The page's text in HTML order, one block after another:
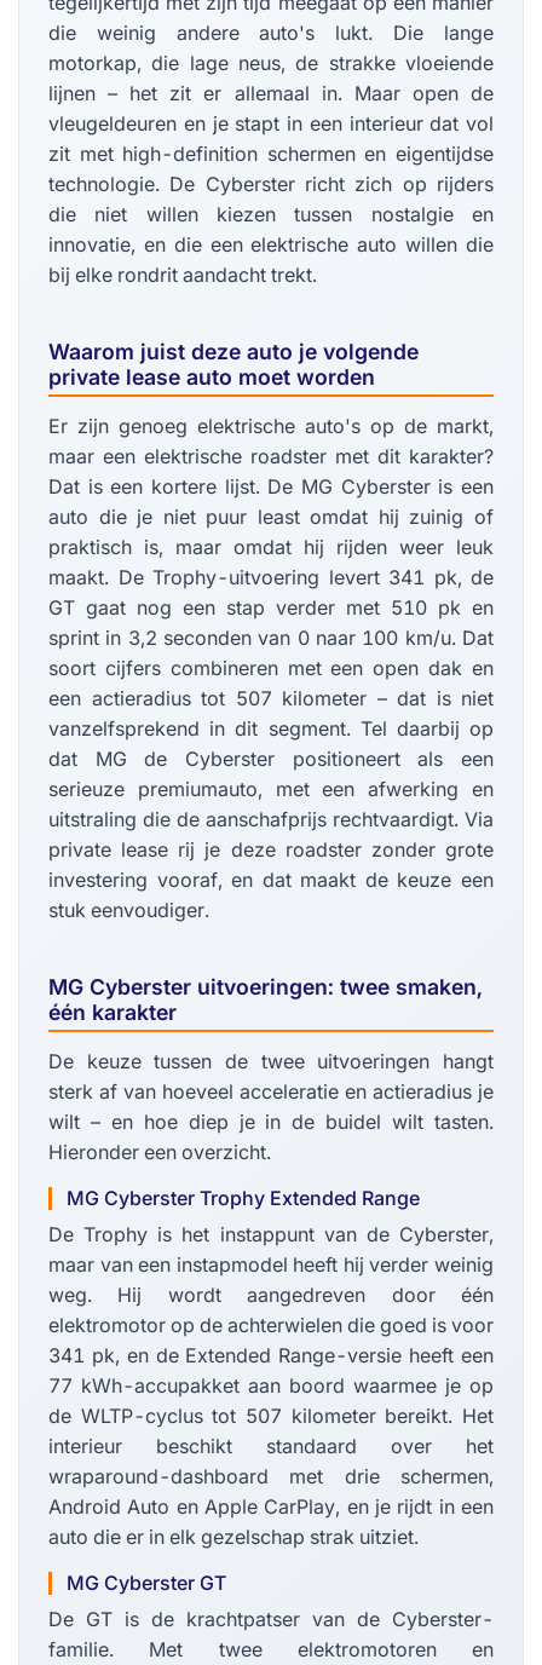
die weinig andere auto's lukt. Die lange
motorkap, die lage neus, de strakke vloeiende
lijnen – het zit er allemaal in. Maar open de
vleugeldeuren en je stapt in een interieur dat vol
zit met high-definition schermen en eigentijdse
technologie. De Cyberster richt zich op rijders
die niet willen kiezen tussen nostalgie en
innovatie, en die een elektrische auto willen die
bij elke rondrit aandacht trekt.
Waarom juist deze auto je volgende
private lease auto moet worden
Er zijn genoeg elektrische auto's op de markt,
maar een elektrische roadster met dit karakter?
Dat is een kortere lijst. De MG Cyberster is een
auto die je niet puur least omdat hij zuinig of
praktisch is, maar omdat hij rijden weer leuk
maakt. De Trophy-uitvoering levert 341 pk, de
GT gaat nog een stap verder met 510 pk en
sprint in 3,2 seconden van 0 naar 100 km/u. Dat
soort cijfers combineren met een open dak en
een actieradius tot 507 kilometer – dat is niet
vanzelfsprekend in dit segment. Tel daarbij op
dat MG de Cyberster positioneert als een
serieuze premiumauto, met een afwerking en
uitstraling die de aanschafprijs rechtvaardigt. Via
private lease rij je deze roadster zonder grote
investering vooraf, en dat maakt de keuze een
stuk eenvoudiger.
MG Cyberster uitvoeringen: twee smaken,
één karakter
De keuze tussen de twee uitvoeringen hangt
sterk af van hoeveel acceleratie en actieradius je
wilt – en hoe diep je in de buidel wilt tasten.
Hieronder een overzicht.
MG Cyberster Trophy Extended Range
De Trophy is het instappunt van de Cyberster,
maar van een instapmodel heeft hij verder weinig
weg. Hij wordt aangedreven door één
elektromotor op de achterwielen die goed is voor
341 pk, en de Extended Range-versie heeft een
77 kWh-accupakket aan boord waarmee je op
de WLTP-cyclus tot 507 kilometer bereikt. Het
interieur beschikt standaard over het
wraparound-dashboard met drie schermen,
Android Auto en Apple CarPlay, en je rijdt in een
auto die er in elk gezelschap strak uitziet.
MG Cyberster GT
De GT is de krachtpatser van de Cyberster-
familie. Met twee elektromotoren en